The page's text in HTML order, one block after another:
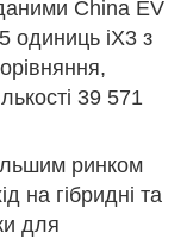
China EV
одиниць iX3 з
39 571
ринком
на гібридні та
для